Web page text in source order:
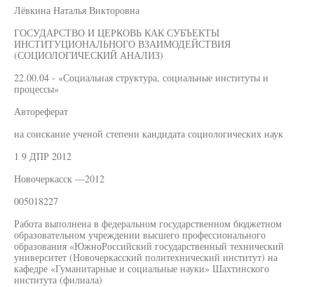
Лёвкина Наталья Викторовна
ГОСУДАРСТВО И ЦЕРКОВЬ КАК СУБЪЕКТЫ
ИНСТИТУЦИОНАЛЬНОГО ВЗАИМОДЕЙСТВИЯ
(СОЦИОЛОГИЧЕСКИЙ АНАЛИЗ)
22.00.04 - «Социальная структура, социальные институты и
процессы»
Автореферат
на соискание ученой степени кандидата социологических наук
1 9 ДПР 2012
Новочеркасск —2012
005018227
Работа выполнена в федеральном государственном бюджетном
образовательном учреждении высшего профессионального
образования «ЮжноРоссийский государственный технический
университет (Новочеркасский политехнический институт) на
кафедре «Гуманитарные и социальные науки» Шахтинского
института (филиала)